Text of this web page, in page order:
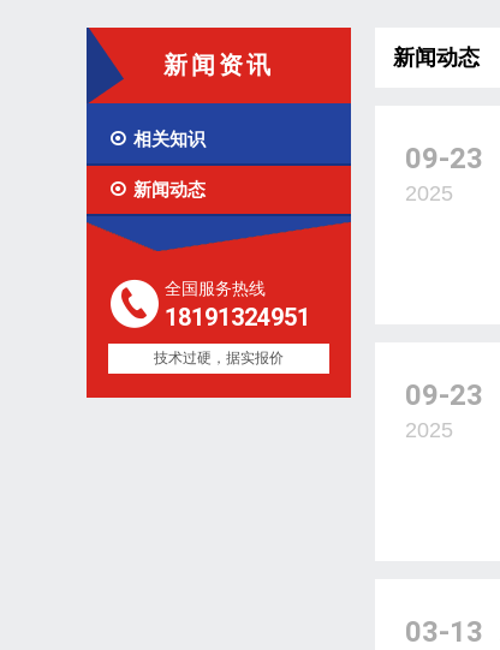
新闻资讯
 相关知识
 新闻动态
全国服务热线
18191324951
技术过硬，据实报价
新闻动态
09-23
2025
09-23
2025
03-13